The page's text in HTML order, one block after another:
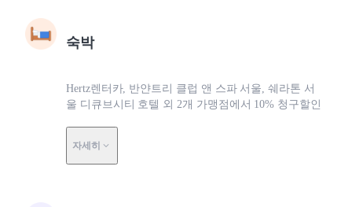
숙박
Hertz렌터카, 반얀트리 클럽 앤 스파 서울, 쉐라톤 서
울 디큐브시티 호텔 외 2개 가맹점에서 10% 청구할인
자세히